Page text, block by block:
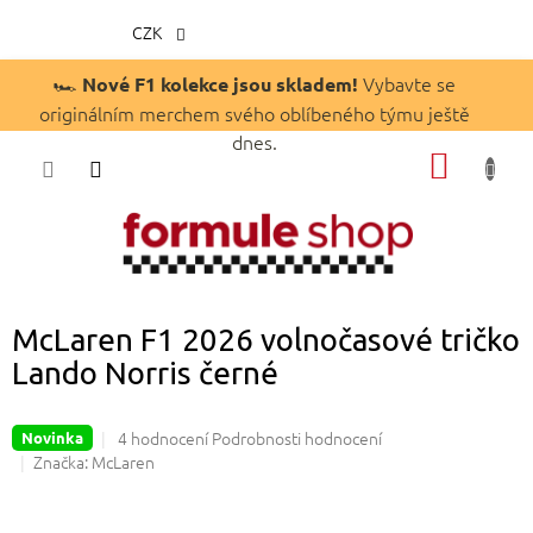
obsah
🏎️ Nové F1 kolekce jsou skladem! Vybavte se
originálním merchem svého oblíbeného týmu ještě
dnes.
CZK
McLaren F1 2026 volnočasové tričko
Lando Norris černé
Novinka
Průměrné
hodnocení
4 hodnoceníPodrobnosti hodnocení
Značka: McLaren